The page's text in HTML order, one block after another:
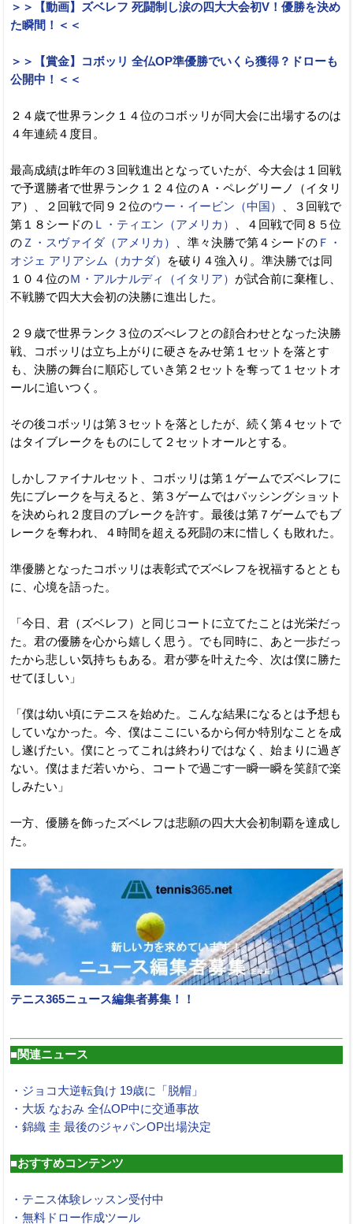
＞＞【動画】ズベレフ 死闘制し涙の四大大会初V！優勝を決め
た瞬間！＜＜
＞＞【賞金】コボッリ 全仏OP準優勝でいくら獲得？ドローも
公開中！＜＜
２４歳で世界ランク１４位のコボッリが同大会に出場するのは
４年連続４度目。
最高成績は昨年の３回戦進出となっていたが、今大会は１回戦
で予選勝者で世界ランク１２４位のＡ・ペレグリーノ（イタリ
ア）、２回戦で同９２位のウー・イービン（中国）
、３回戦で
第１８シードの Ｌ・ティエン（アメリカ）
、４回戦で同８５位
の Ｚ・スヴァイダ（アメリカ） 、準々決勝で第４シードの Ｆ・
オジェ アリアシム（カナダ）
を破り４強入り。準決勝では同
１０４位のＭ・アルナルディ（イタリア） が試合前に棄権し、
不戦勝で四大大会初の決勝に進出した。
２９歳で世界ランク３位のズべレフとの顔合わせとなった決勝
戦、コボッリは立ち上がりに硬さをみせ第１セットを落とす
も、決勝の舞台に順応していき第２セットを奪って１セットオ
ールに追いつく。
その後コボッリは第３セットを落としたが、続く第４セットで
はタイブレークをものにして２セットオールとする。
しかしファイナルセット、コボッリは第１ゲームでズベレフに
先にブレークを与えると、第３ゲームではパッシングショット
を決められ２度目のブレークを許す。最後は第７ゲームでもブ
レークを奪われ、４時間を超える死闘の末に惜しくも敗れた。
準優勝となったコボッリは表彰式でズベレフを祝福するととも
に、心境を語った。
「今日、君（ズベレフ）と同じコートに立てたことは光栄だっ
た。君の優勝を心から嬉しく思う。でも同時に、あと一歩だっ
たから悲しい気持ちもある。君が夢を叶えた今、次は僕に勝た
せてほしい」
「僕は幼い頃にテニスを始めた。こんな結果になるとは予想も
していなかった。今、僕はここにいるから何か特別なことを成
し遂げたい。僕にとってこれは終わりではなく、始まりに過ぎ
ない。僕はまだ若いから、コートで過ごす一瞬一瞬を笑顔で楽
しみたい」
一方、優勝を飾ったズベレフは悲願の四大大会初制覇を達成し
た。
テニス365ニュース編集者募集！！
■関連ニュース
・ジョコ大逆転負け 19歳に「脱帽」
・大坂 なおみ 全仏OP中に交通事故
・錦織 圭 最後のジャパンOP出場決定
■おすすめコンテンツ
・テニス体験レッスン受付中
・無料ドロー作成ツール